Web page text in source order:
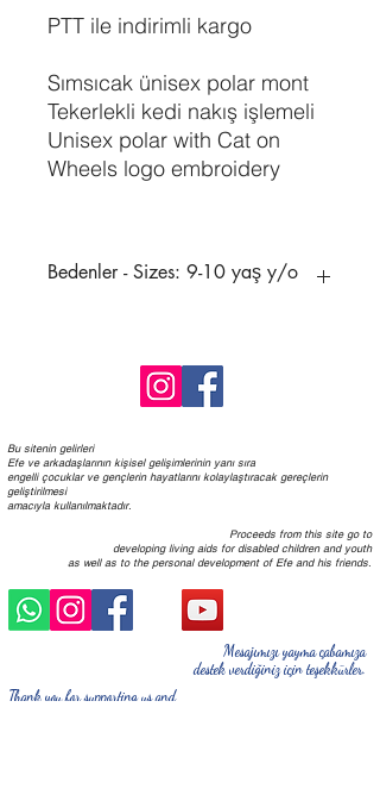
PTT ile indirimli kargo
Sımsıcak ünisex polar mont
Tekerlekli kedi nakış işlemeli
Unisex polar with Cat on
Wheels logo embroidery
Bedenler - Sizes: 9-10 yaş y/o
Bu sitenin gelirleri
Efe ve arkadaşlarının kişisel gelişimlerinin yanı sıra
engelli çocuklar ve gençlerin hayatlarını kolaylaştıracakgereçlerin
geliştirilmesi
amacıyla kullanılmaktadır. ​
Proceeds from this site go to
developingliving aids for disabled children and youth
as well as to the personal development of Efe and his friends.
Mesajımızı yayma çabamıza
destek verdiğiniz için teşekkürler.
Thank you for supporting us and